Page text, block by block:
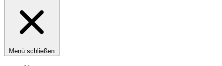
Menü schließen